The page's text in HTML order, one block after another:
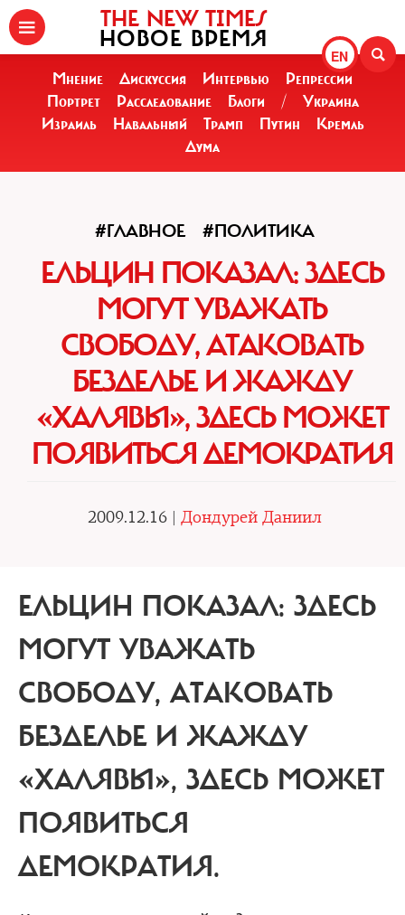
EN
THE NEW TIMES
НОВОЕ ВРЕМЯ
Мнение Дискуссия Интервью
Репрессии
Портрет
Расследование Блоги /
Украина
Израиль
Навальный Трамп Путин
Кремль
Дума
#ГЛАВНОЕ #ПОЛИТИКА
ЕЛЬЦИН ПОКАЗАЛ: ЗДЕСЬ
МОГУТ УВАЖАТЬ
СВОБОДУ, АТАКОВАТЬ
БЕЗДЕЛЬЕ И ЖАЖДУ
«ХАЛЯВЫ», ЗДЕСЬ МОЖЕТ
ПОЯВИТЬСЯ ДЕМОКРАТИЯ
2009.12.16 | Дондурей Даниил
ЕЛЬЦИН ПОКАЗАЛ: ЗДЕСЬ
МОГУТ УВАЖАТЬ
СВОБОДУ, АТАКОВАТЬ
БЕЗДЕЛЬЕ И ЖАЖДУ
«ХАЛЯВЫ», ЗДЕСЬ МОЖЕТ
ПОЯВИТЬСЯ
ДЕМОКРАТИЯ.